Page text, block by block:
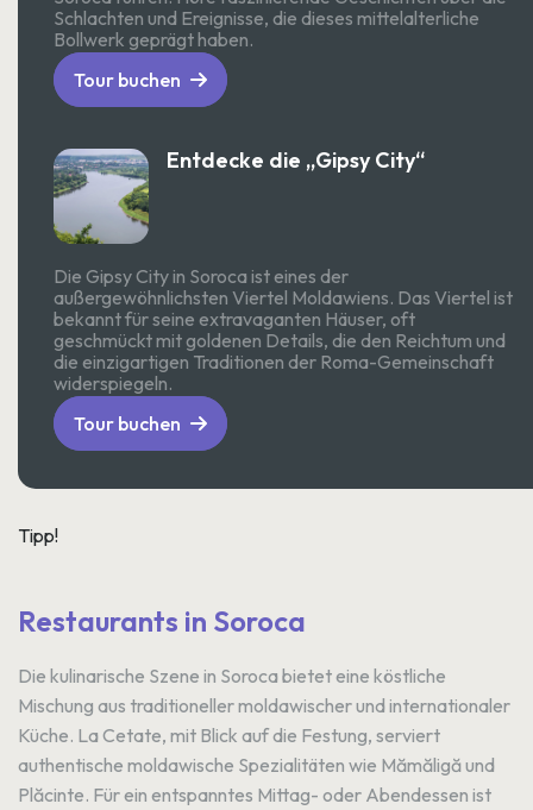
Schlachten und Ereignisse, die dieses mittelalterliche
Bollwerk geprägt haben.
Tour buchen
Entdecke die „Gipsy City“
Die Gipsy City in Soroca ist eines der
außergewöhnlichsten Viertel Moldawiens. Das Viertel ist
bekannt für seine extravaganten Häuser, oft
geschmückt mit goldenen Details, die den Reichtum und
die einzigartigen Traditionen der Roma-Gemeinschaft
widerspiegeln.
Tour buchen
Tipp!
Restaurants in Soroca
Die kulinarische Szene in Soroca bietet eine köstliche
Mischung aus traditioneller moldawischer und internationaler
Küche. La Cetate, mit Blick auf die Festung, serviert
authentische moldawische Spezialitäten wie Mămăligă und
Plăcinte. Für ein entspanntes Mittag- oder Abendessen ist